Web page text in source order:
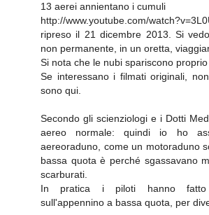
13 aerei annientano i cumuli
http://www.youtube.com/
ripreso il 21 dicembre 2013. Si
non permanente, in un oretta,
Si nota che le nubi spariscono
Se interessano i filmati originali,
sono qui.
Secondo gli scienziologi e i Dotti
aereo normale: quindi io ho
aereoraduno, come un motoraduno
bassa quota è perché sgassavano
scarburati.
In pratica i piloti hanno fatto
sull'appennino a bassa quota, per